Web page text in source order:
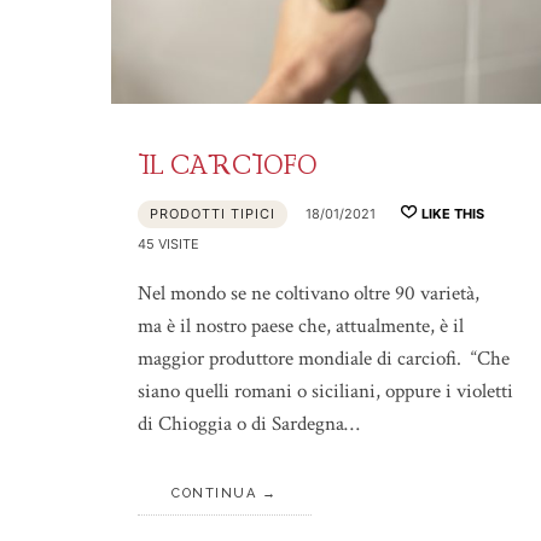
IL CARCIOFO
PRODOTTI TIPICI 18/01/2021
LIKE THIS
45 VISITE
Nel mondo se ne coltivano oltre 90 varietà,
ma è il nostro paese che, attualmente, è il
maggior produttore mondiale di carciofi. “Che
siano quelli romani o siciliani, oppure i violetti
di Chioggia o di Sardegna…
CONTINUA